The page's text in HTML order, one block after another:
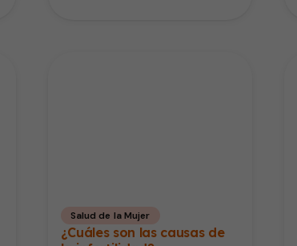
Salud de la Mujer
¿Cuáles son las causas de